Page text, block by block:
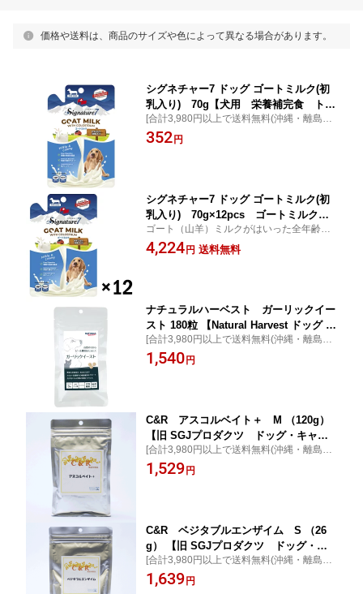
価格や送料は、商品のサイズや色によって異なる場合があります。
シグネチャー7 ドッグ ゴートミルク(初
乳入り) 70g【犬用 栄養補完食 トッ
ピング】
[合計3,980円以上で送料無料(沖縄・離島を
除く)ゴート（山羊）ミルクがはいった全年
齢、栄養補完食
352円
シグネチャー7 ドッグ ゴートミルク(初
乳入り) 70g×12pcs ゴートミルク
【犬用 栄養補完食 トッピング まと
め買い】
ゴート（山羊）ミルクがはいった全年齢、
栄養補完食
4,224円 送料無料
ナチュラルハーベスト ガーリックイー
スト 180粒 【Natural Harvest ドッグ サ
プリメント】 ○
[合計3,980円以上で送料無料(沖縄・離島を
除く)]ノミに負けないように… ビール酵母
＆にんにくの自然な力 [ポイント最大10倍]
1,540円
C&R アスコルベイト＋ M （120g）
【旧 SGJプロダクツ ドッグ・キャッ
トサプリメント】 ○
[合計3,980円以上で送料無料(沖縄・離島を
除く)]アスコルベイト＋（スコーベイト）
小型犬幼ビタミンCの補給に [ポイント最
1,529円
C&R ベジタブルエンザイム S （26
g） 【旧 SGJプロダクツ ドッグ・キ
ャットサプリメント】 ○
[合計3,980円以上で送料無料(沖縄・離島を
除く)]ベジタブルエンザイム 天然消化酵
素・タンパク質と脂肪の消化のための天然
1,639円